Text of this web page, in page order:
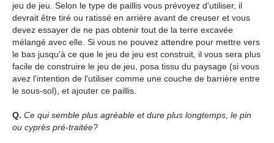
jeu de jeu. Selon le type de paillis vous prévoyez d'utiliser, il
devrait être tiré ou ratissé en arrière avant de creuser et vous
devez essayer de ne pas obtenir tout de la terre excavée
mélangé avec elle. Si vous ne pouvez attendre pour mettre vers
le bas jusqu'à ce que le jeu de jeu est construit, il vous sera plus
facile de construire le jeu de jeu, posa tissu du paysage (si vous
avez l'intention de l'utiliser comme une couche de barrière entre
le sous-sol), et ajouter ce paillis.
Q. Ce qui semble plus agréable et dure plus longtemps, le pin
ou cyprès pré-traitée?